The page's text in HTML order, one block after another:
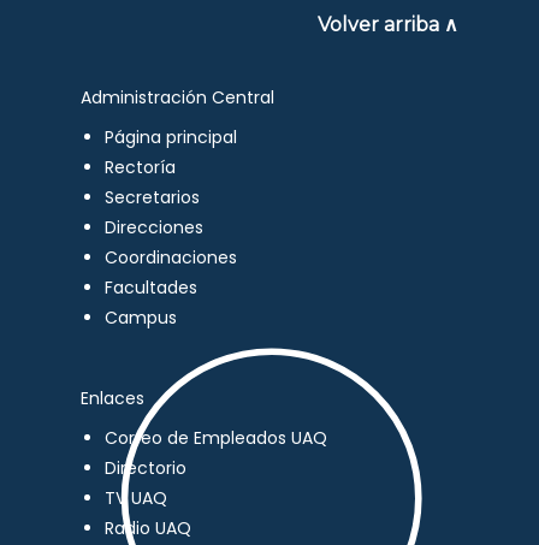
Volver arriba ∧
Administración Central
Página principal
Rectoría
Secretarios
Direcciones
Coordinaciones
Facultades
Campus
Enlaces
Correo de Empleados UAQ
Directorio
TV UAQ
Radio UAQ